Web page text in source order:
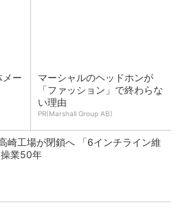
ー
マーシャルのヘッドホンが
「ファッション」で終わらな
い理由
PR(Marshall Group AB)
崎工場が閉鎖へ 「6インチライン維
業50年